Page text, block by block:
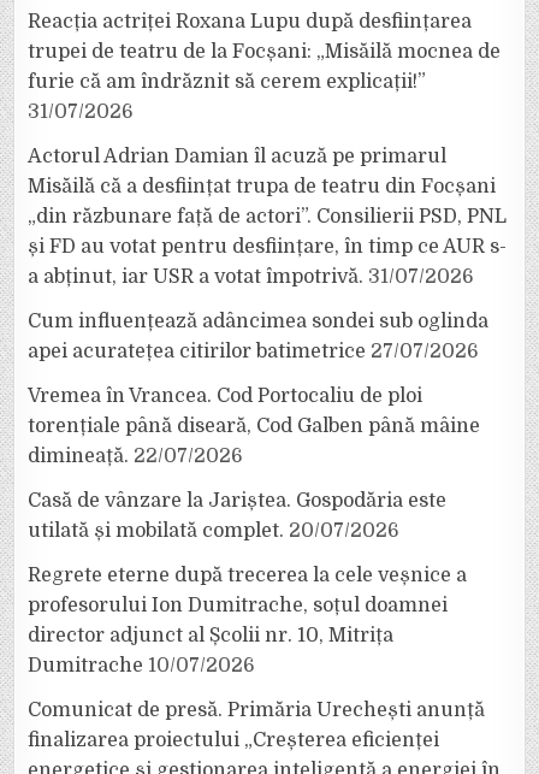
Reacția actriței Roxana Lupu după desființarea
trupei de teatru de la Focșani: „Misăilă mocnea de
furie că am îndrăznit să cerem explicații!”
31/07/2026
Actorul Adrian Damian îl acuză pe primarul
Misăilă că a desființat trupa de teatru din Focșani
„din răzbunare față de actori”. Consilierii PSD, PNL
și FD au votat pentru desființare, în timp ce AUR s-
a abținut, iar USR a votat împotrivă. 31/07/2026
Cum influențează adâncimea sondei sub oglinda
apei acuratețea citirilor batimetrice 27/07/2026
Vremea în Vrancea. Cod Portocaliu de ploi
torențiale până diseară, Cod Galben până mâine
dimineață. 22/07/2026
Casă de vânzare la Jariștea. Gospodăria este
utilată și mobilată complet. 20/07/2026
Regrete eterne după trecerea la cele veșnice a
profesorului Ion Dumitrache, soțul doamnei
director adjunct al Școlii nr. 10, Mitrița
Dumitrache 10/07/2026
Comunicat de presă. Primăria Urechești anunță
finalizarea proiectului „Creșterea eficienței